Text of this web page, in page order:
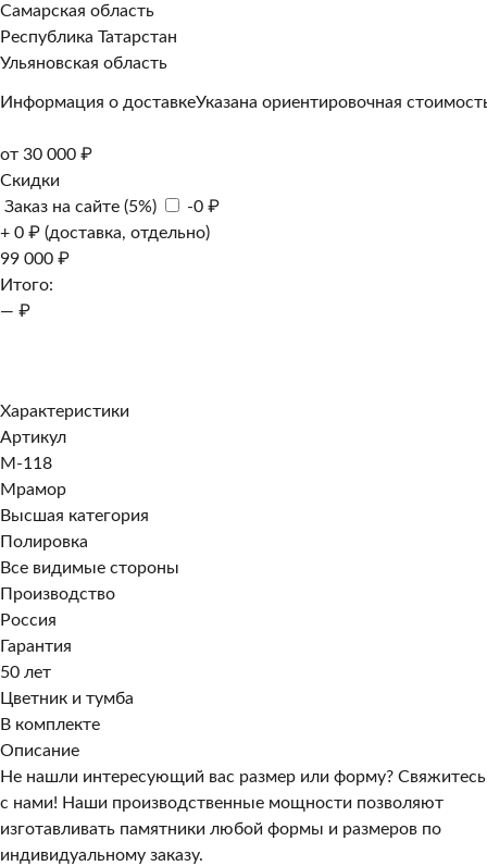
Самарская область
Республика Татарстан
Ульяновская область
Информация о доставкеУказана ориентировочная
от 30 000 ₽
Скидки
Заказ на сайте (5%)
-0 ₽
+ 0 ₽ (доставка, отдельно)
99 000 ₽
Итого:
— ₽
Характеристики
Артикул
M-118
Мрамор
Высшая категория
Полировка
Все видимые стороны
Производство
Россия
Гарантия
50 лет
Цветник и тумба
В комплекте
Описание
Не нашли интересующий вас размер или форму? Свяжитесь
с нами! Наши производственные мощности позволяют
изготавливать памятники любой формы и размеров по
индивидуальному заказу.